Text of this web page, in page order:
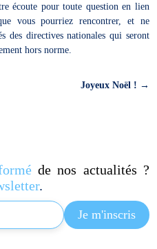
écoute pour toute question en lien
vous pourriez rencontrer, et ne
des directives nationales qui seront
hors norme.
Joyeux Noël ! →
de nos actualités ?
.